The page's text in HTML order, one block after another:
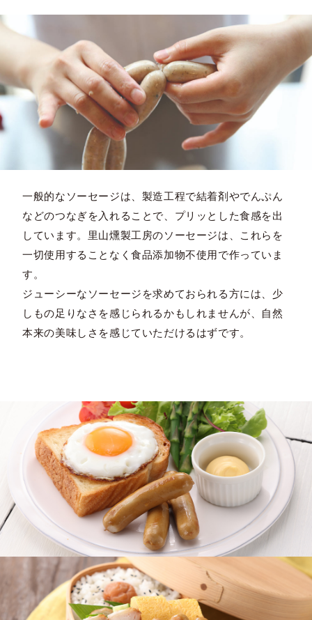
一般的なソーセージは、製造工程で結着剤やでんぷん
などのつなぎを入れることで、プリッとした食感を出
しています。里山燻製工房のソーセージは、これらを
一切使用することなく食品添加物不使用で作っていま
す。
ジューシーなソーセージを求めておられる方には、少
しもの足りなさを感じられるかもしれませんが、自然
本来の美味しさを感じていただけるはずです。